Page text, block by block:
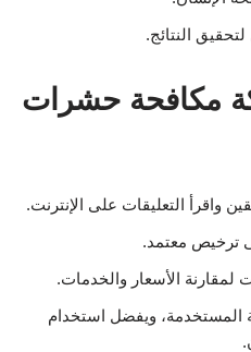
النتائج.
مكافحة حشرات
واقرأ التعليقات على الإنترنت.
ترخيص معتمد.
الأسعار والخدمات.
ويفضل استخدام